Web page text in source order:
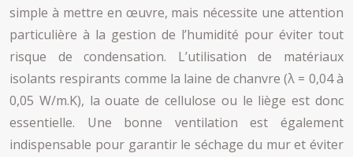
simple à mettre en œuvre, mais nécessite une attention
particulière à la gestion de l’humidité pour éviter tout
risque de condensation. L’utilisation de matériaux
isolants respirants comme la laine de chanvre (λ = 0,04 à
0,05 W/m.K), la ouate de cellulose ou le liège est donc
essentielle. Une bonne ventilation est également
indispensable pour garantir le séchage du mur et éviter